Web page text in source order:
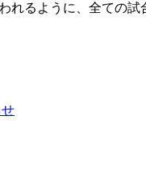
るように、全ての